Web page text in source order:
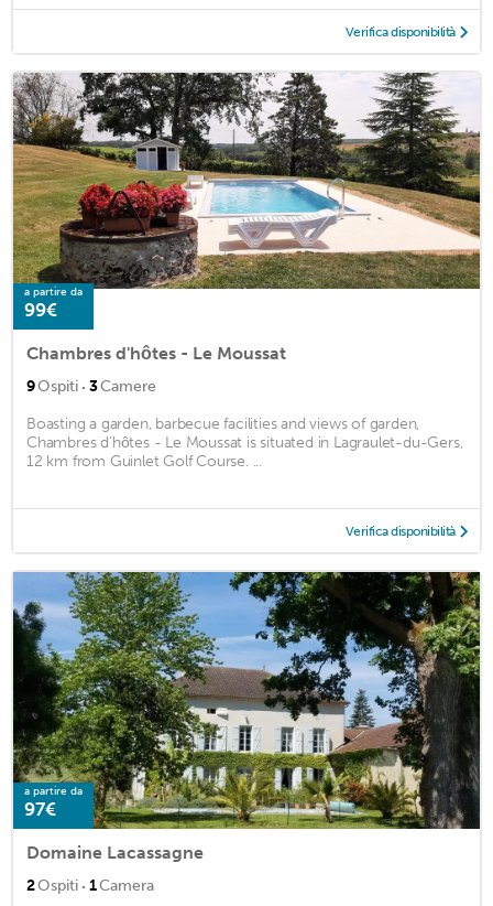
Verifica disponibilità
a partire da
99€
Chambres d'hôtes - Le Moussat
9Ospiti · 3Camere
Boasting a garden, barbecue facilities and views of garden,
Chambres d'hôtes - Le Moussat is situated in Lagraulet-du-Gers,
12 km from Guinlet Golf Course. ...
Verifica disponibilità
a partire da
97€
Domaine Lacassagne
2Ospiti · 1Camera